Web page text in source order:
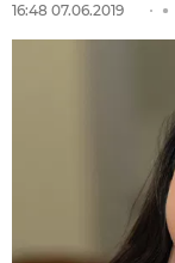
16:48 07.06.2019